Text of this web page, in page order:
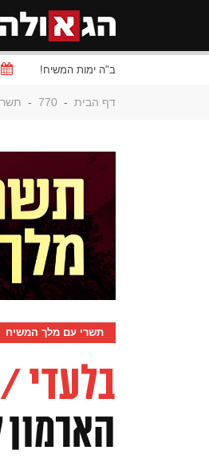
ב"ה ימות המשיח!
דף הבית -
770
-
תשרי עם מלך המשיח
בלעדי /